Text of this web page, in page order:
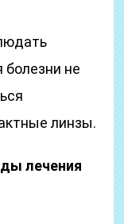
болезни не
линзы.
лечения